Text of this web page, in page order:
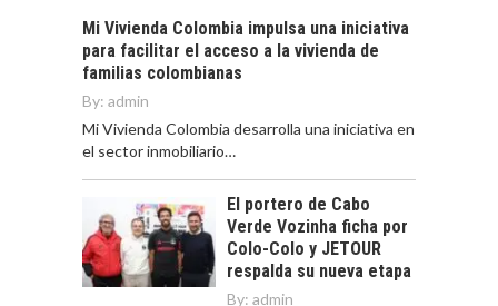
Mi Vivienda Colombia impulsa una iniciativa
para facilitar el acceso a la vivienda de
familias colombianas
By: admin
Mi Vivienda Colombia desarrolla una iniciativa en
el sector inmobiliario…
El portero de Cabo
Verde Vozinha ficha por
Colo-Colo y JETOUR
respalda su nueva etapa
By: admin